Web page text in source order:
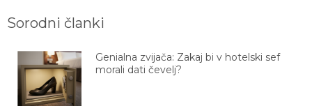
Sorodni članki
Genialna zvijača: Zakaj bi v hotelski sef
morali dati čevelj?